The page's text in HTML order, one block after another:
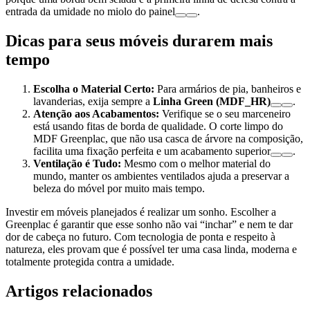
entrada da umidade no miolo do painel
.
Dicas para seus móveis durarem mais
tempo
Escolha o Material Certo: Para armários de pia, banheiros e
lavanderias, exija sempre a Linha Green (MDF_HR)
.
Atenção aos Acabamentos: Verifique se o seu marceneiro
está usando fitas de borda de qualidade. O corte limpo do
MDF Greenplac, que não usa casca de árvore na composição,
facilita uma fixação perfeita e um acabamento superior
.
Ventilação é Tudo: Mesmo com o melhor material do
mundo, manter os ambientes ventilados ajuda a preservar a
beleza do móvel por muito mais tempo.
Investir em móveis planejados é realizar um sonho. Escolher a
Greenplac é garantir que esse sonho não vai “inchar” e nem te dar
dor de cabeça no futuro. Com tecnologia de ponta e respeito à
natureza, eles provam que é possível ter uma casa linda, moderna e
totalmente protegida contra a umidade.
Artigos relacionados